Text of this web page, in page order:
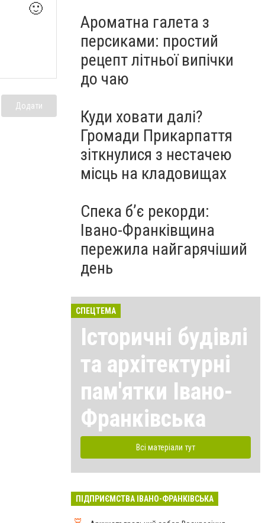
🙂
Додати
Ароматна галета з
персиками: простий
рецепт літньої випічки
до чаю
Куди ховати далі?
Громади Прикарпаття
зіткнулися з нестачею
місць на кладовищах
Спека б’є рекорди:
Івано-Франківщина
пережила найгарячіший
день
СПЕЦТЕМА
Історичні будівлі
та архітектурні
пам'ятки Івано-
Франківська
Всі матеріали тут
ПІДПРИЄМСТВА ІВАНО-ФРАНКІВСЬКА